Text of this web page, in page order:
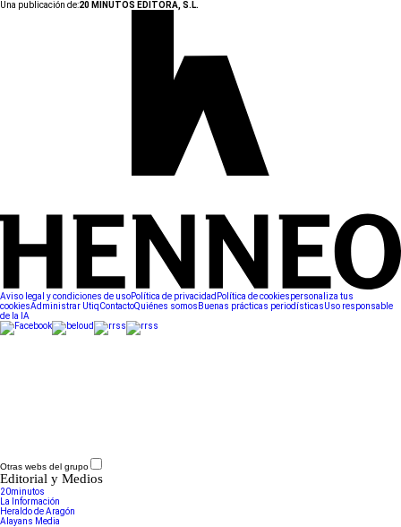
Una publicación de:20 MINUTOS EDITORA, S.L.
Aviso legal y condiciones de usoPolítica de privacidad Política de cookiespersonaliza tus
cookiesAdministrar UtiqContactoQuiénes somos Buenas prácticas periodísticasUso responsable
de la IA
Otras webs del grupo
Editorial y Medios
20minutos
La Información
Heraldo de Aragón
Alayans Media